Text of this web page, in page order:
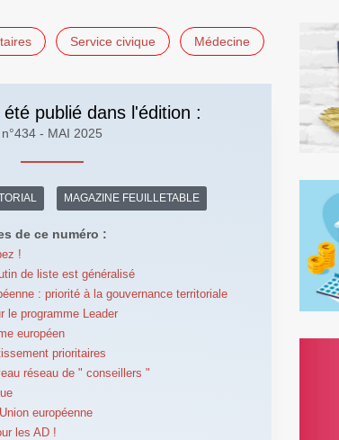
Service civique Médecine
publié dans l'édition :
n°434 - MAI 2025
MAGAZINE FEUILLETABLE
de ce numéro :
!
de liste est généralisé
: priorité à la gouvernance territoriale
le programme Leader
européen
prioritaires
réseau de " conseillers "
européenne
les AD !